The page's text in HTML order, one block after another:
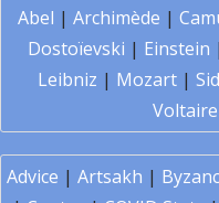
Abel | Archimède |
Dostoïevski | Einstein |
Leibniz | Mozart |
Voltaire
Advice | Artsakh |